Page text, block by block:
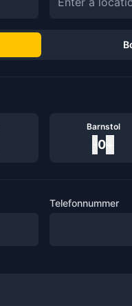
Barnstol
0
Telefonnummer